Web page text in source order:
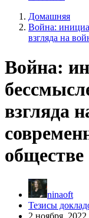
Домашняя
Война:
взгляда на
Война:
взгляда
обществе
ninaoft
Тезисы